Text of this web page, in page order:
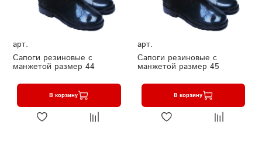
арт.
Сапоги резиновые с
манжетой размер 44
В корзину
арт.
Сапоги резиновые с
манжетой размер 45
В корзину